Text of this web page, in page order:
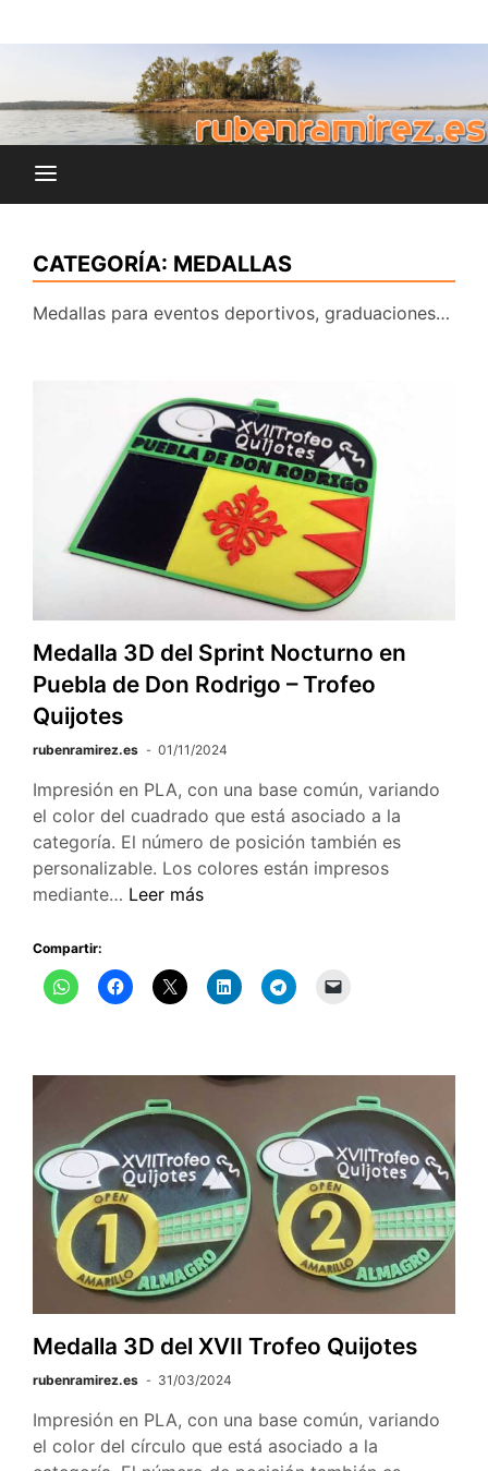
rubenramirez.es
CATEGORÍA: MEDALLAS
Medallas para eventos deportivos, graduaciones…
Medalla 3D del Sprint Nocturno en
Puebla de Don Rodrigo – Trofeo
Quijotes
rubenramirez.es 01/11/2024
Impresión en PLA, con una base común, variando
el color del cuadrado que está asociado a la
categoría. El número de posición también es
personalizable. Los colores están impresos
mediante… Medalla
Sprint
Nocturno
de
Don
Rodrigo
–
Trofeo
Quijotes
Leer más
Compartir:
Medalla 3D del XVII Trofeo Quijotes
rubenramirez.es 31/03/2024
Impresión en PLA, con una base común, variando
el color del círculo que está asociado a la